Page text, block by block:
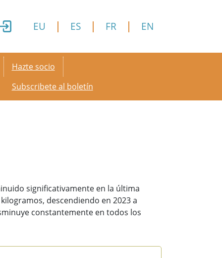
EU ES FR EN
Secondary menu
Hazte socio
Subscribete al boletín
significativamente en la última
descendiendo en 2023 a
constantemente en todos los